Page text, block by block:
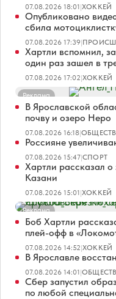
07.08.2026 18:01|ХОККЕЙ
Опубликовано
сбила
07.08.2026 17:39|
Хартли вспомнил,
один раз зашел в
07.08.2026 17:02|ХОККЕЙ
Реклама
В Ярославской
почву и озеро Неро
07.08.2026 16:18|
Россияне
07.08.2026 15:47|СПОРТ
Хартли рассказал
Казани
07.08.2026 15:01|ХОККЕЙ
Реклама
Боб Хартли
плей-офф в
07.08.2026 14:52|ХОККЕЙ
В Ярославле
07.08.2026 14:01|
Сбер запустил
по любой